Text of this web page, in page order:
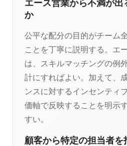
エース営業から不満が出
か
公平な配分の目的がチーム
ことを丁寧に説明する。エ
は、スキルマッチングの例
計にすればよい。加えて、
ンスに対するインセンティ
価軸で反映することを明示
すい。
顧客から特定の担当者